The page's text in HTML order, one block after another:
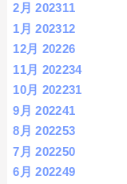
2月 202311
1月 202312
12月 20226
11月 202234
10月 202231
9月 202241
8月 202253
7月 202250
6月 202249